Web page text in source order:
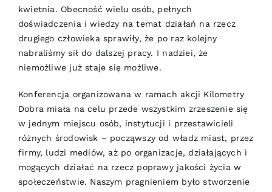
kwietnia. Obecność wielu osób, pełnych
doświadczenia i wiedzy na temat działań na rzecz
drugiego człowieka sprawiły, że po raz kolejny
nabraliśmy sił do dalszej pracy. I nadziei, że
niemożliwe już staje się możliwe.
Konferencja organizowana w ramach akcji Kilometry
Dobra miała na celu przede wszystkim zrzeszenie się
w jednym miejscu osób, instytucji i przestawicieli
różnych środowisk – począwszy od władz miast, przez
firmy, ludzi mediów, aż po organizacje, działających i
mogących działać na rzecz poprawy jakości życia w
społeczeństwie. Naszym pragnieniem było stworzenie